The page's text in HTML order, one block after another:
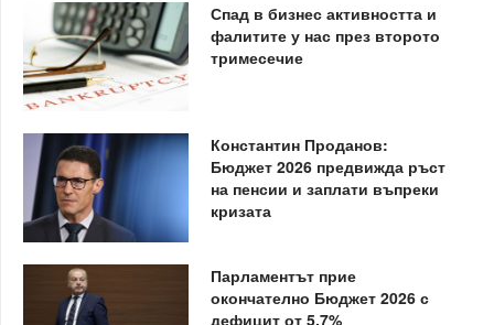
Спад в бизнес активността и
фалитите у нас през второто
тримесечие
Константин Проданов:
Бюджет 2026 предвижда ръст
на пенсии и заплати въпреки
кризата
Парламентът прие
окончателно Бюджет 2026 с
дефицит от 5,7%